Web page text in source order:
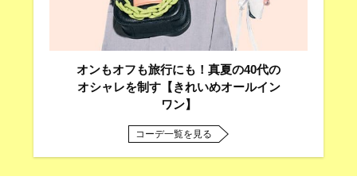
オンもオフも旅行にも！真夏の40代の
オシャレを制す【きれいめオールイン
ワン】
コーデ一覧を見る